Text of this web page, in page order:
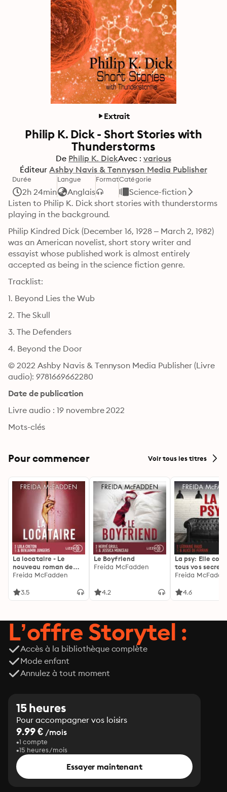
Extrait
Philip K. Dick - Short Stories with
Thunderstorms
De Philip K. DickAvec : various
Éditeur Ashby Navis & Tennyson Media Publisher
Durée
2h 24min
Langue
Anglais
FormatCatégorie
Science-fiction
Listen to Philip K. Dick short stories with thunderstorms
playing in the background.
Philip Kindred Dick (December 16, 1928 – March 2, 1982)
was an American novelist, short story writer and
essayist whose published work is almost entirely
Tracklist:
1. Beyond Lies the Wub
3. The Defenders
4. Beyond the Door
© 2022 Ashby Navis & Tennyson Media Publisher (Livre
audio): 9781669662280
Date de publication
Livre audio : 19 novembre 2022
Mots-clés
Pour commencer Voir tous les titres
La locataire - Le
nouveau roman de
l'autrice de La femme
Freida McFadden
3.5
Le Boyfriend
Freida McFadden
4.2
La psy: Elle
tous vos
découvrez les
Freida
4.6
L’offre Storytel :
Accès à la bibliothèque complète
Mode enfant
Annulez à tout moment
15 heures
Pour accompagner vos loisirs
9.99 € /mois
1 compte
15 heures/mois
Essayer maintenant